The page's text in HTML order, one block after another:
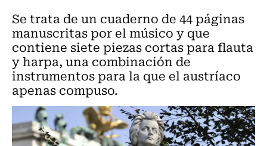
Se trata de un cuaderno de 44 páginas
manuscritas por el músico y que
contiene siete piezas cortas para flauta
y harpa, una combinación de
instrumentos para la que el austríaco
apenas compuso.